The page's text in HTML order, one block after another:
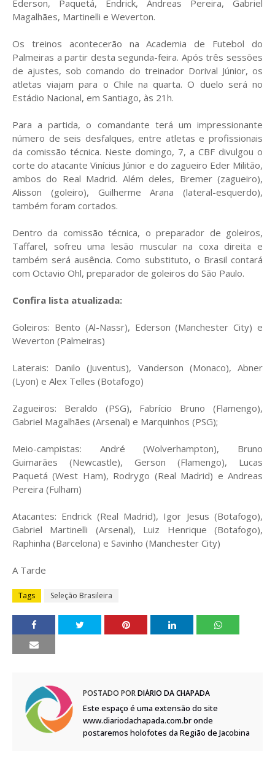
Ederson, Paquetá, Endrick, Andreas Pereira, Gabriel
Magalhães, Martinelli e Weverton.
Os treinos acontecerão na Academia de Futebol do
Palmeiras a partir desta segunda-feira. Após três sessões
de ajustes, sob comando do treinador Dorival Júnior, os
atletas viajam para o Chile na quarta. O duelo será no
Estádio Nacional, em Santiago, às 21h.
Para a partida, o comandante terá um impressionante
número de seis desfalques, entre atletas e profissionais
da comissão técnica. Neste domingo, 7, a CBF divulgou o
corte do atacante Vinícius Júnior e do zagueiro Eder Militão,
ambos do Real Madrid. Além deles, Bremer (zagueiro),
Alisson (goleiro), Guilherme Arana (lateral-esquerdo),
também foram cortados.
Dentro da comissão técnica, o preparador de goleiros,
Taffarel, sofreu uma lesão muscular na coxa direita e
também será ausência. Como substituto, o Brasil contará
com Octavio Ohl, preparador de goleiros do São Paulo.
Confira lista atualizada:
Goleiros: Bento (Al-Nassr), Ederson (Manchester City) e
Weverton (Palmeiras)
Laterais: Danilo (Juventus), Vanderson (Monaco), Abner
(Lyon) e Alex Telles (Botafogo)
Zagueiros: Beraldo (PSG), Fabrício Bruno (Flamengo),
Gabriel Magalhães (Arsenal) e Marquinhos (PSG);
Meio-campistas: André (Wolverhampton), Bruno
Guimarães (Newcastle), Gerson (Flamengo), Lucas
Paquetá (West Ham), Rodrygo (Real Madrid) e Andreas
Pereira (Fulham)
Atacantes: Endrick (Real Madrid), Igor Jesus (Botafogo),
Gabriel Martinelli (Arsenal), Luiz Henrique (Botafogo),
Raphinha (Barcelona) e Savinho (Manchester City)
A Tarde
Tags Seleção Brasileira
POSTADO PORDIÁRIO DA CHAPADA
Este espaço é uma extensão do site
www.diariodachapada.com.br onde
postaremos holofotes da Região de Jacobina